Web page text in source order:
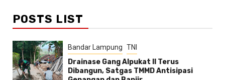
POSTS LIST
Bandar Lampung TNI
Drainase Gang Alpukat II Terus
Dibangun, Satgas TMMD Antisipasi